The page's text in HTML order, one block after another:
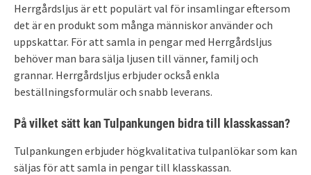
Herrgårdsljus är ett populärt val för insamlingar eftersom
det är en produkt som många människor använder och
uppskattar. För att samla in pengar med Herrgårdsljus
behöver man bara sälja ljusen till vänner, familj och
grannar. Herrgårdsljus erbjuder också enkla
beställningsformulär och snabb leverans.
På vilket sätt kan Tulpankungen bidra till klasskassan?
Tulpankungen erbjuder högkvalitativa tulpanlökar som kan
säljas för att samla in pengar till klasskassan.